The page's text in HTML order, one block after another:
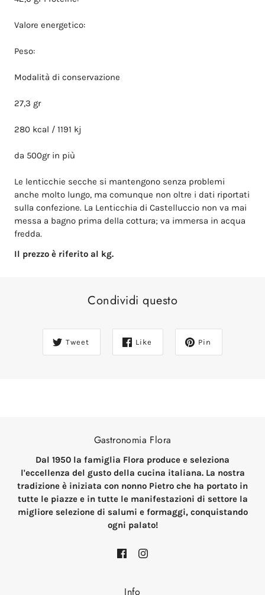
Valore energetico:
Peso:
Modalità di conservazione
27,3 gr
280 kcal / 1191 kj
da 500gr in più
Le lenticchie secche si mantengono senza problemi
anche molto lungo, ma comunque non oltre i dati riportati
sulla confezione. La Lenticchia di Castelluccio non va mai
messa a bagno prima della cottura; va immersa in acqua
fredda.
Il prezzo è riferito al kg.
Condividi questo
Tweet Like Pin
Gastronomia Flora
Dal 1950 la famiglia Flora produce e seleziona
l'eccellenza del gusto della cucina italiana. La nostra
tradizione è iniziata con nonno Pietro che ha portato in
tutte le piazze e in tutte le manifestazioni di settore la
migliore selezione di salumi e formaggi, conquistando
ogni palato!
Info